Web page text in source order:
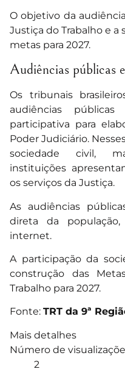
O objetivo da
Justiça do Trabalho e a
metas para 2027.
Audiências públicas
Os tribunais
audiências
participativa para
Poder Judiciário.
sociedade civil,
instituições
os serviços da Justiça.
As audiências
direta da
internet.
A participação da
construção das
Trabalho para 2027.
Fonte: TRT da 9ª
Mais detalhes
Número de
2